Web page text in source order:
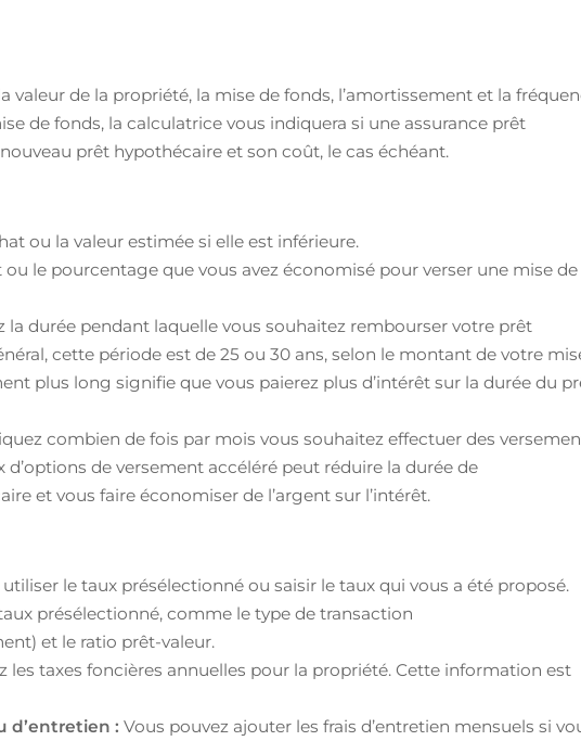
valeur de la propriété, la mise de fonds, l’amortissement et la
de fonds, la calculatrice vous indiquera si une assurance prêt
prêt hypothécaire et son coût, le cas échéant.
ou la valeur estimée si elle est inférieure.
le pourcentage que vous avez économisé pour verser une mise de
la durée pendant laquelle vous souhaitez rembourser votre prêt
cette période est de 25 ou 30 ans, selon le montant de votre
plus long signifie que vous paierez plus d’intérêt sur la durée du
combien de fois par mois vous souhaitez effectuer des
d’options de versement accéléré peut réduire la durée de
et vous faire économiser de l’argent sur l’intérêt.
le taux présélectionné ou saisir le taux qui vous a été proposé.
présélectionné, comme le type de transaction
et le ratio prêt-valeur.
les taxes foncières annuelles pour la propriété. Cette information est
d’entretien :Vous pouvez ajouter les frais d’entretien mensuels si